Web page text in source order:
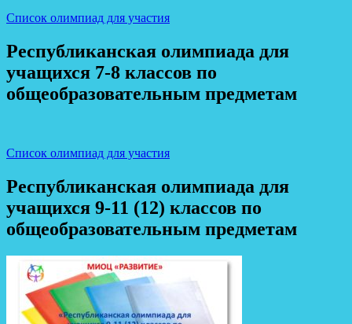
Список олимпиад для участия
Республиканская олимпиада для
учащихся 7-8 классов по
общеобразовательным предметам
Список олимпиад для участия
Республиканская олимпиада для
учащихся 9-11 (12) классов по
общеобразовательным предметам